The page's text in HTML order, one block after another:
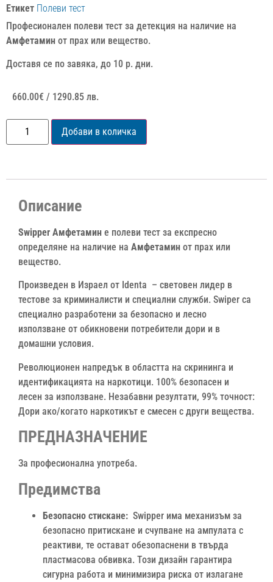
Етикет Полеви тест
Професионален полеви тест за детекция на наличие на
Амфетамин от прах или вещество.
Доставя се по завяка, до 10 р. дни.
660.00€ / 1290.85 лв.
Добави в количка
Описание
Swipper Амфетамин е полеви тест за експресно
определяне на наличие на Амфетамин от прах или
вещество.
Произведен в Израел от Identa – световен лидер в
тестове за криминалисти и специални служби. Swiper са
специално разработени за безопасно и лесно
използване от обикновени потребители дори и в
домашни условия.
Революционен напредък в областта на скрининга и
идентификацията на наркотици. 100% безопасен и
лесен за използване. Незабавни резултати, 99% точност:
Дори ако/когато наркотикът е смесен с други вещества.
ПРЕДНАЗНАЧЕНИЕ
За професионална употреба.
Предимства
Безопасно стискане: Swipper има механизъм за
безопасно притискане и счупване на ампулата с
реактиви, те остават обезопаснени в твърда
пластмасова обвивка. Този дизайн гарантира
сигурна работа и минимизира риска от излагане